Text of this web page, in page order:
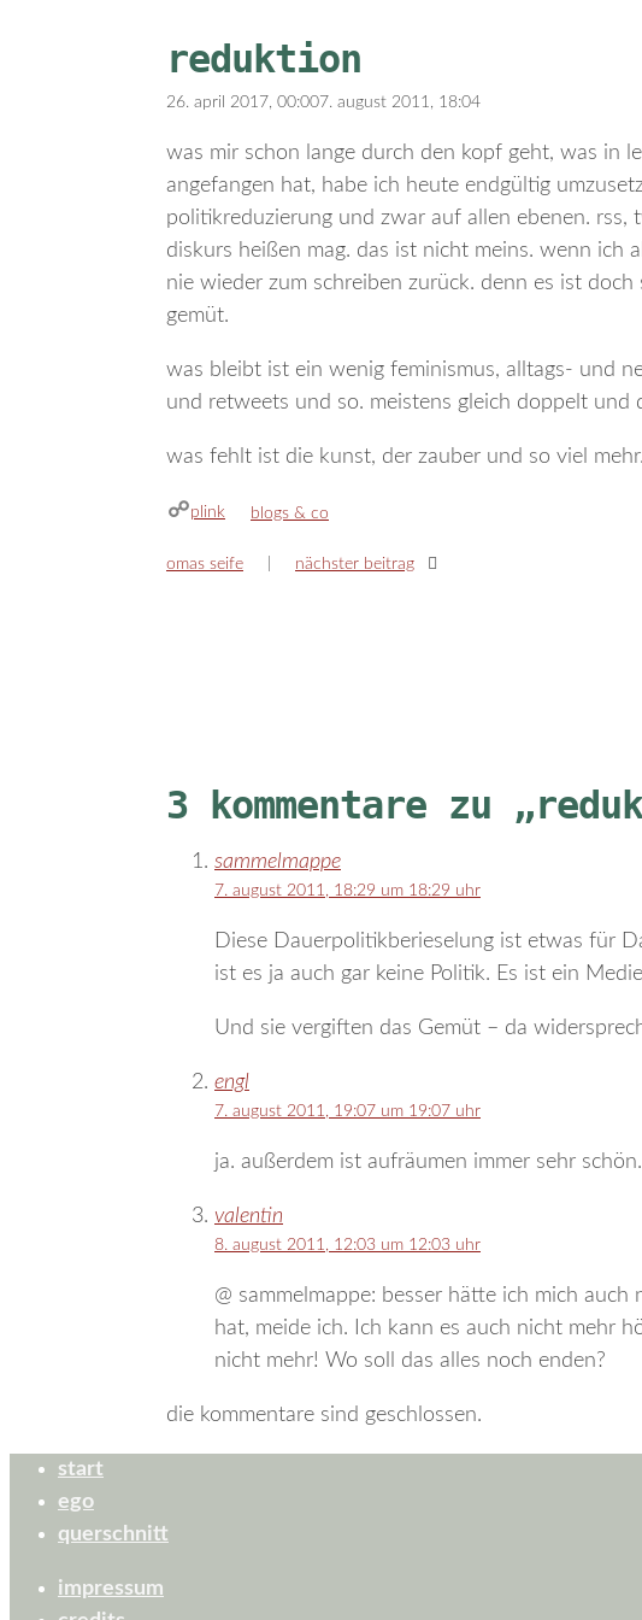
reduktion
26. april 2017, 00:007. august 2011, 18:04
was mir schon lange durch den kopf geht, was in
angefangen hat, habe ich heute endgültig
politikreduzierung und zwar auf allen ebenen. rss,
diskurs heißen mag. das ist nicht meins. wenn ich
nie wieder zum schreiben zurück. denn es ist
gemüt.
was bleibt ist ein wenig feminismus, alltags- und
und retweets und so. meistens gleich doppelt und
was fehlt ist die kunst, der zauber und so viel mehr.
plink kategorien
blogs & co
omas seife nächster beitrag
3 kommentare zu
sammelmappe
7. august 2011, 18:29 um 18:29 uhr
Diese Dauerpolitikberieselung ist etwas für
ist es ja auch gar keine Politik. Es ist ein
Und sie vergiften das Gemüt – da
engl
7. august 2011, 19:07 um 19:07 uhr
ja. außerdem ist aufräumen immer sehr schön.
valentin
8. august 2011, 12:03 um 12:03 uhr
@ sammelmappe: besser hätte ich mich
hat, meide ich. Ich kann es auch nicht mehr
nicht mehr! Wo soll das alles noch enden?
die kommentare sind geschlossen.
start
ego
querschnitt
impressum